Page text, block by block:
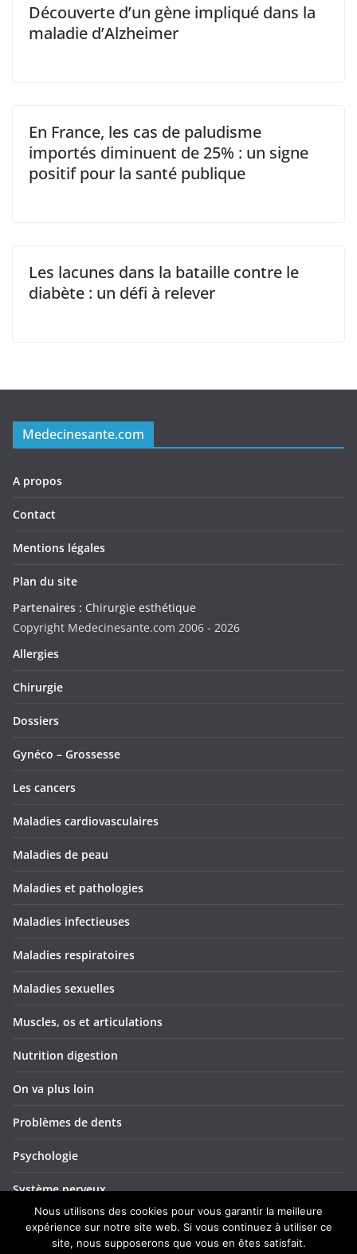
Découverte d’un gène impliqué dans la
maladie d’Alzheimer
En France, les cas de paludisme
importés diminuent de 25% : un signe
positif pour la santé publique
Les lacunes dans la bataille contre le
diabète : un défi à relever
Medecinesante.com
A propos
Contact
Mentions légales
Plan du site
Partenaires : Chirurgie esthétique
Copyright Medecinesante.com 2006 - 2026
Allergies
Chirurgie
Dossiers
Gynéco – Grossesse
Les cancers
Maladies cardiovasculaires
Maladies de peau
Maladies et pathologies
Maladies infectieuses
Maladies respiratoires
Maladies sexuelles
Muscles, os et articulations
Nutrition digestion
On va plus loin
Problèmes de dents
Psychologie
Système nerveux
Troubles ORL
Nous utilisons des cookies pour vous garantir la meilleure
expérience sur notre site web. Si vous continuez à utiliser ce
site, nous supposerons que vous en êtes satisfait.